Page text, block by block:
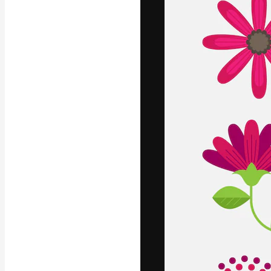
A plataforma
seu melhor
assinantes
agências e
Português
Copyright © 2010-